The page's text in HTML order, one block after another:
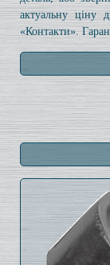
актуальну ціну
«Контакти».